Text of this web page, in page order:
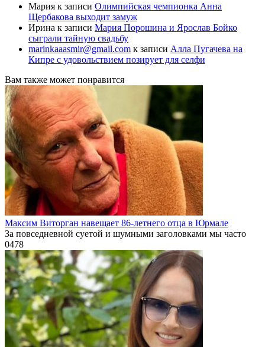
Мария к записи Олимпийская чемпионка Анна
Щербакова выходит замуж
Ирина к записи Мария Порошина и Ярослав Бойко
сыграли тайную свадьбу
marinkaaasmir@gmail.com к записи Алла Пугачева на
Кипре с удовольствием позирует для селфи
Вам также может понравится
Максим Виторган навещает 86-летнего отца в Юрмале
За повседневной суетой и шумными заголовками мы часто
0478